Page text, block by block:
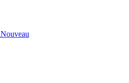
Nouveau